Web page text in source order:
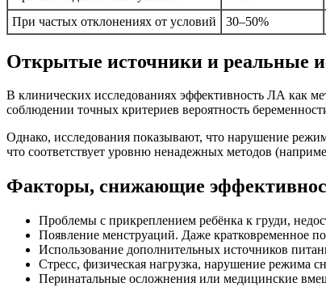
При частых отклонениях от условий
30–50%
Открытые источники и реальные
В клинических исследованиях эффективность ЛА как
соблюдении точных критериев вероятность
Однако, исследования показывают, что нарушение
что соответствует уровню ненадежных методов
Факторы, снижающие
Проблемы с прикреплением ребёнка к груди,
Появление менструаций. Даже кратковременное
Использование дополнительных источников
Стресс, физическая нагрузка, нарушение режима
Перинатальные осложнения или медицинские